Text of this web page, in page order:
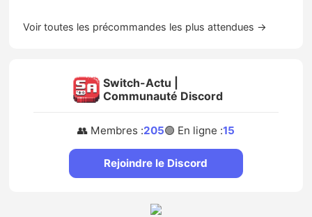
Voir toutes les précommandes les plus attendues →
Switch-Actu |
Communauté Discord
👥 Membres :205🟢 En ligne :15
Rejoindre le Discord